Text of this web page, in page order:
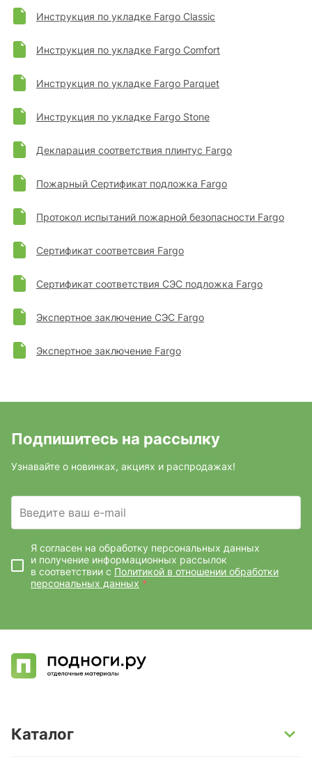
Инструкция по укладке Fargo Classic
Инструкция по укладке Fargo Comfort
Инструкция по укладке Fargo Parquet
Инструкция по укладке Fargo Stone
Декларация соответствия плинтус Fargo
Пожарный Сертификат подложка Fargo
Протокол испытаний пожарной безопасности Fargo
Сертификат соответсвия Fargo
Сертификат соответствия СЭС подложка Fargo
Экспертное заключение СЭС Fargo
Экспертное заключение Fargo
Подпишитесь на рассылку
Узнавайте о новинках, акциях и распродажах!
Введите ваш e-mail
Я согласен на обработку персональных данных
и получение информационных рассылок
в соответствии с Политикой в отношении обработки
персональных данных *
Каталог